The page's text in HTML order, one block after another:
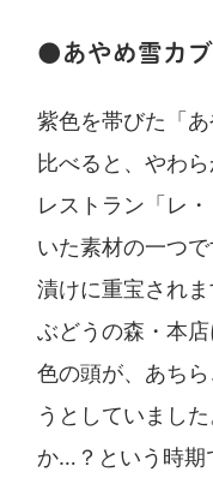
●あやめ雪カブ
紫色を帯びた「
比べると、やわ
レストラン「レ
いた素材の一つ
漬けに重宝されま
ぶどうの森・本
色の頭が、あち
うとしていまし
か…？という時期